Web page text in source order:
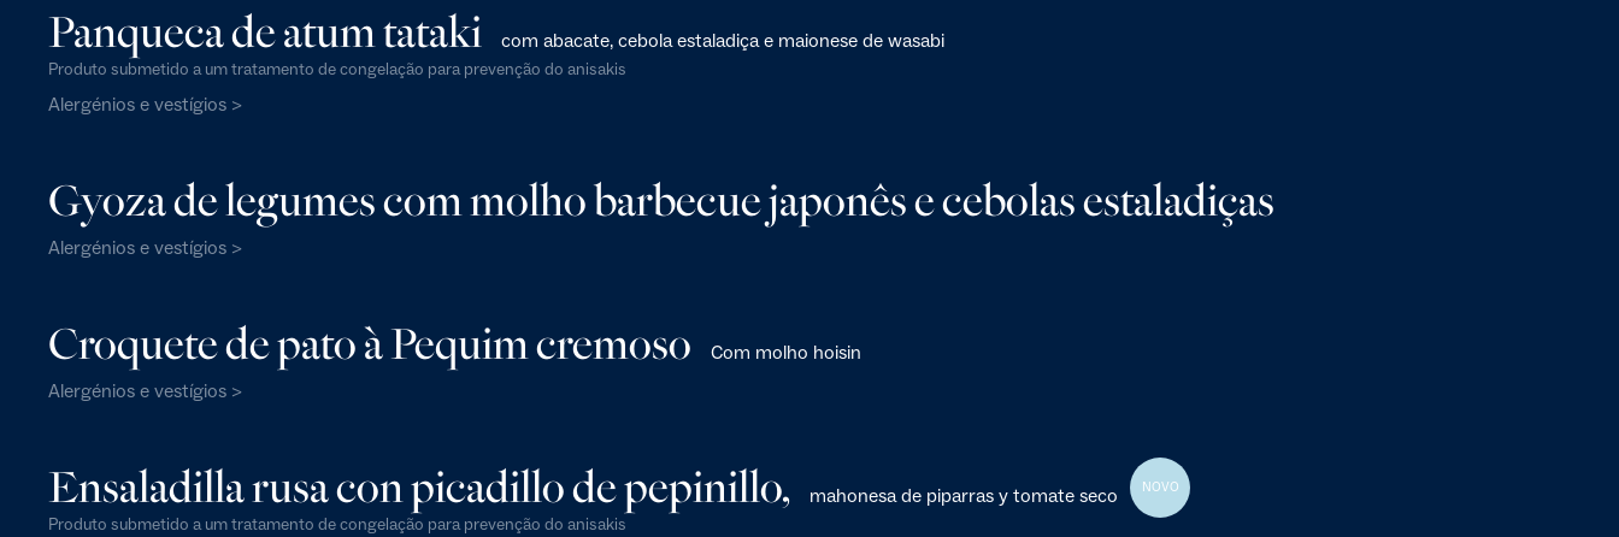
Panqueca de atum tataki com abacate, cebola estaladiça e maionese de wasabi
Produto submetido a um tratamento de congelação para prevenção do anisakis
Alergénios e vestígios >
Gyoza de legumes com molho barbecue japonês e cebolas estaladiças
Alergénios e vestígios >
Croquete de pato à Pequim cremoso
Com molho hoisin
Alergénios e vestígios >
Ensaladilla rusa con picadillo de pepinillo, mahonesa de piparras y tomate seco NOVO
Produto submetido a um tratamento de congelação para prevenção do anisakis